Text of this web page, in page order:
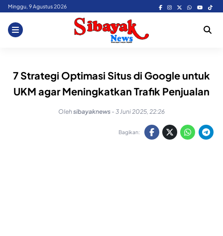
Skip
content
Minggu, 9 Agustus 2026
7 Strategi Optimasi Situs di Google untuk
UKM agar Meningkatkan Trafik Penjualan
Olehsibayaknews - 3 Juni 2025, 22:26
Bagikan: